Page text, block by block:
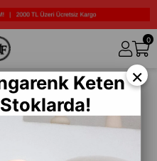
0
Desenli Boxer ×
Keten